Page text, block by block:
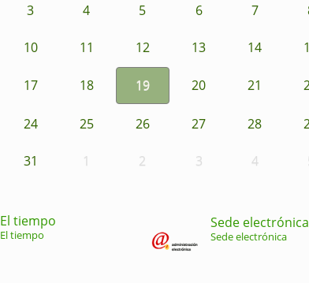
3 4 5 6 7
10 11 12 13 14
17 18 19 20 21
24 25 26 27 28
31 1 2 3 4
El tiempo
El tiempo
Sede electrónica
Sede electrónica